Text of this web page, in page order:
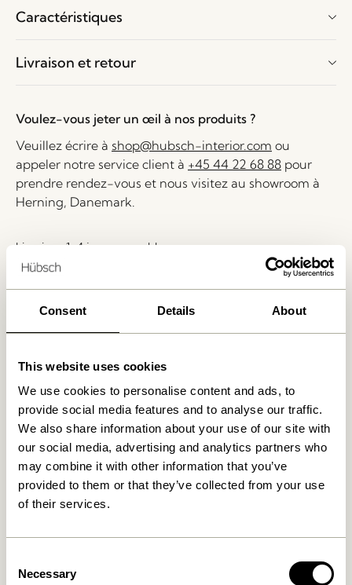
Consent Details About
This website uses cookies
We use cookies to personalise content and ads, to
provide social media features and to analyse our traffic.
We also share information about your use of our site with
our social media, advertising and analytics partners who
may combine it with other information that you’ve
provided to them or that they’ve collected from your use
of their services.
Selection
Necessary
Caractéristiques
Livraison et retour
Voulez-vous jeter un œil à nos produits ?
Veuillez écrire à shop@hubsch-interior.com ou
appeler notre service client à +45 44 22 68 88 pour
prendre rendez-vous et nous visitez au showroom à
Herning, Danemark.
Livraison 1-4 jours ouvrables
Retour 30 jours
Livraison gratuite à partir de499 DKK*
Produits similaires
Arkivé Organiseur de
bureau Naturel
Attract Aimants Naturel